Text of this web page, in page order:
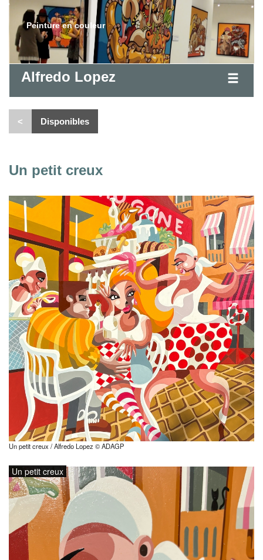
Peinture en couleur
Alfredo Lopez
< Disponibles
Un petit creux
Un petit creux / Alfredo Lopez © ADAGP
Un petit creux